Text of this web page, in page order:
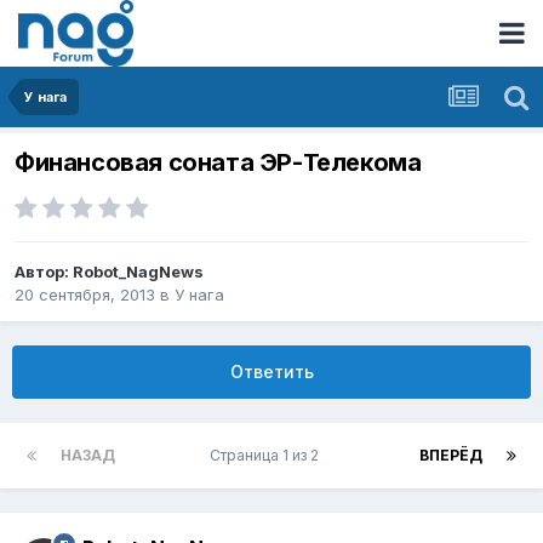
У нага
Финансовая соната ЭР-Телекома
Автор: Robot_NagNews
20 сентября, 2013 в У нага
Ответить
НАЗАД ВПЕРЁД
Страница 1 из 2